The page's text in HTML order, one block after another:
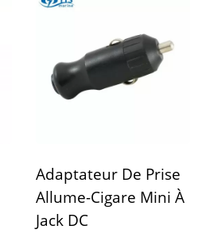
Adaptateur De Prise
Allume-Cigare Mini À
Jack DC